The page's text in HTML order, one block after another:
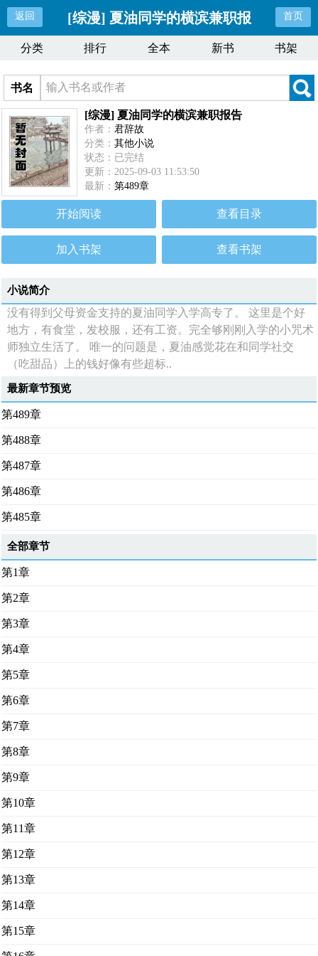
返回 [综漫] 夏油同学的横滨兼职报
告
首页
分类 排行 全本 新书 书架
书名
[综漫] 夏油同学的横滨兼职报告
作者：君辞故
分类：其他小说
状态：已完结
更新：2025-09-03 11:53:50
最新：第489章
开始阅读 查看目录
加入书架 查看书架
小说简介
没有得到父母资金支持的夏油同学入学高专了。 这里是个好
地方，有食堂，发校服，还有工资。完全够刚刚入学的小咒术
师独立生活了。 唯一的问题是，夏油感觉花在和同学社交
（吃甜品）上的钱好像有些超标..
最新章节预览
第489章
第488章
第487章
第486章
第485章
全部章节
第1章
第2章
第3章
第4章
第5章
第6章
第7章
第8章
第9章
第10章
第11章
第12章
第13章
第14章
第15章